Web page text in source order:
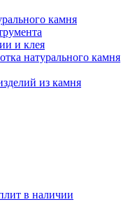
камня
и клея
натурального камня
из камня
в наличии